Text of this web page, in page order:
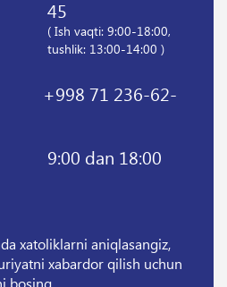
45
( Ish vaqti: 9:00-18:00,
tushlik: 13:00-14:00 )
+998 71 236-62-
9:00 dan 18:00
xatoliklarni aniqlasangiz,
xabardor qilish uchun
bosing